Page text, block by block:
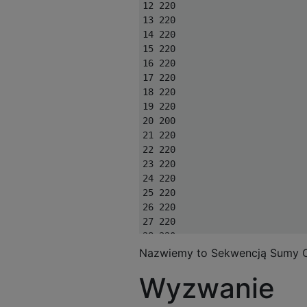
12 220
13 220
14 220
15 220
16 220
17 220
18 220
19 220
20 200
21 220
22 220
23 220
24 220
25 220
26 220
27 220
28 220
29 220
31 220
32 220
Nazwiemy to Sekwencją Sumy
Wyzwanie